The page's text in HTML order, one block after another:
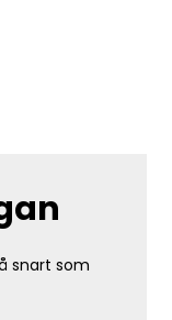
snart som